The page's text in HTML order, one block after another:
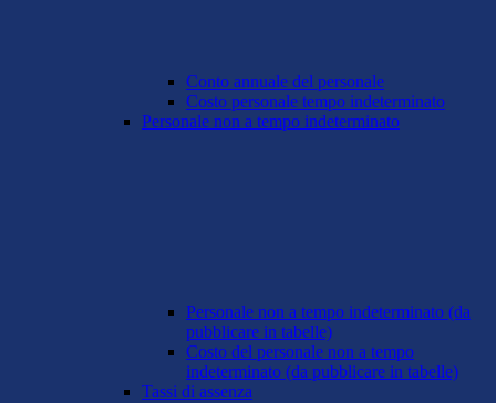
Conto annuale del personale
Costo personale tempo indeterminato
Personale non a tempo indeterminato
Personale non a tempo indeterminato (da
pubblicare in tabelle)
Costo del personale non a tempo
indeterminato (da pubblicare in tabelle)
Tassi di assenza